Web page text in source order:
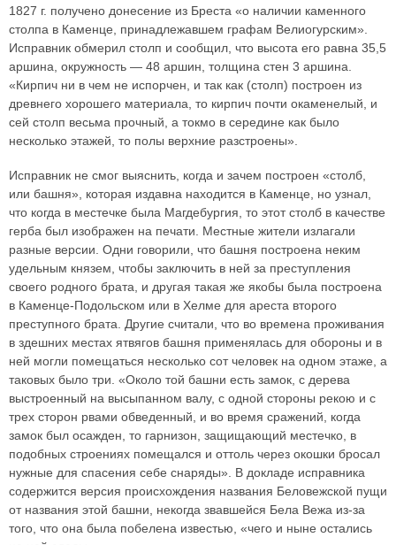
1827 г. получено донесение из Бреста «о наличии каменного
столпа в Каменце, принадлежавшем графам Велиогурским».
Исправник обмерил столп и сообщил, что высота его равна 35,5
аршина, окружность — 48 аршин, толщина стен 3 аршина.
«Кирпич ни в чем не испорчен, и так как (столп) построен из
древнего хорошего материала, то кирпич почти окаменелый, и
сей столп весьма прочный, а токмо в середине как было
несколько этажей, то полы верхние разстроены».
Исправник не смог выяснить, когда и зачем построен «столб,
или башня», которая издавна находится в Каменце, но узнал,
что когда в местечке была Магдебургия, то этот столб в качестве
герба был изображен на печати. Местные жители излагали
разные версии. Одни говорили, что башня построена неким
удельным князем, чтобы заключить в ней за преступления
своего родного брата, и другая такая же якобы была построена
в Каменце-Подольском или в Хелме для ареста второго
преступного брата. Другие считали, что во времена проживания
в здешних местах ятвягов башня применялась для обороны и в
ней могли помещаться несколько сот человек на одном этаже, а
таковых было три. «Около той башни есть замок, с дерева
выстроенный на высыпанном валу, с одной стороны рекою и с
трех сторон рвами обведенный, и во время сражений, когда
замок был осажден, то гарнизон, защищающий местечко, в
подобных строениях помещался и оттоль через окошки бросал
нужные для спасения себе снаряды». В докладе исправника
содержится версия происхождения названия Беловежской пущи
от названия этой башни, некогда звавшейся Бела Вежа из-за
того, что она была побелена известью, «чего и ныне остались